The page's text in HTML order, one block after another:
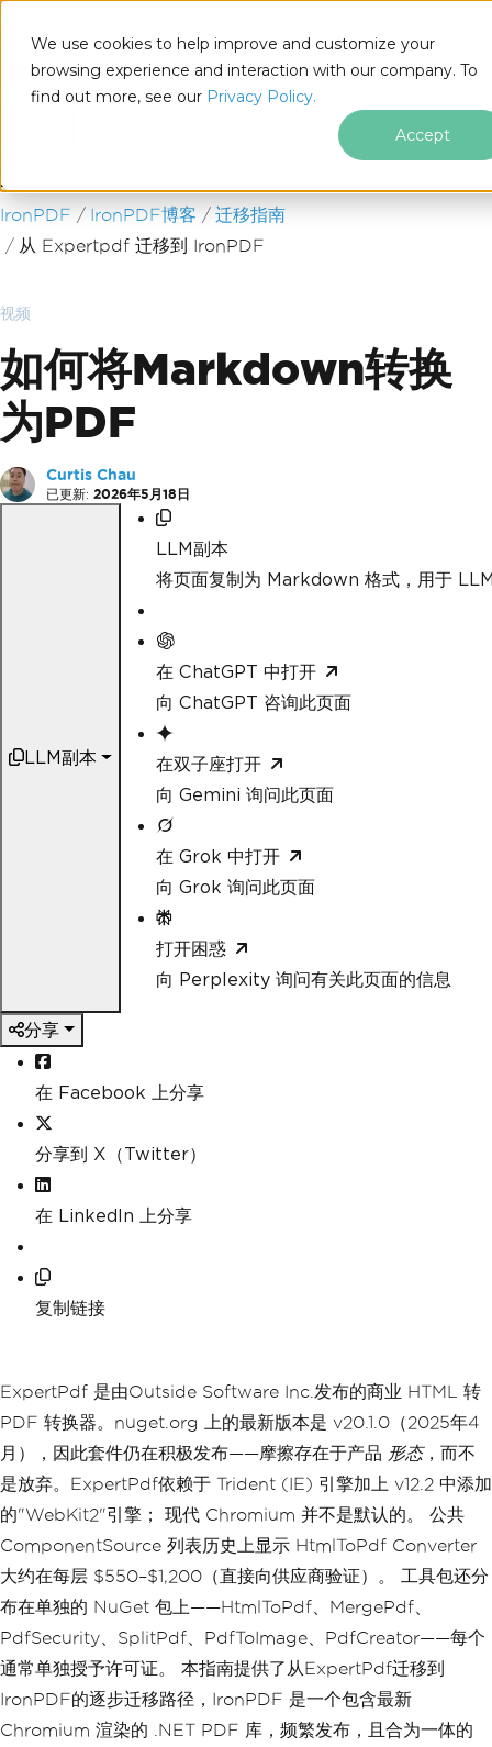
We use cookies to help improve and customize your
browsing experience and interaction with our company. To
find out more, see our Privacy Policy.
Accept
跳至页脚内容
IronPDF IronPDF博客
迁移指南
从 Expertpdf 迁移到 IronPDF
视频
如何将Markdown转换
为PDF
Curtis Chau
已更新: 2026年5月18日
LLM副本
LLM副本
将页面复制为 Markdown 格式，用于
在 ChatGPT 中打开
向 ChatGPT 咨询此页面
在双子座打开
向 Gemini 询问此页面
在 Grok 中打开
向 Grok 询问此页面
打开困惑
向 Perplexity 询问有关此页面的信息
分享
在 Facebook 上分享
分享到 X（Twitter）
在 LinkedIn 上分享
复制链接
ExpertPdf 是由Outside Software Inc.发布的商业 HTML 转
PDF 转换器。nuget.org 上的最新版本是 v20.1.0（2025年4
月），因此套件仍在积极发布——摩擦存在于产品 形态，而不
是放弃。ExpertPdf依赖于 Trident (IE) 引擎加上 v12.2 中添加
的"WebKit2"引擎； 现代 Chromium 并不是默认的。 公共
ComponentSource 列表历史上显示 HtmlToPdf Converter
大约在每层 $550–$1,200（直接向供应商验证）。 工具包还分
布在单独的 NuGet 包上——HtmlToPdf、MergePdf、
PdfSecurity、SplitPdf、PdfToImage、PdfCreator——每个
通常单独授予许可证。 本指南提供了从ExpertPdf迁移到
IronPDF的逐步迁移路径，IronPDF 是一个包含最新
Chromium 渲染的 .NET PDF 库，频繁发布，且合为一体的